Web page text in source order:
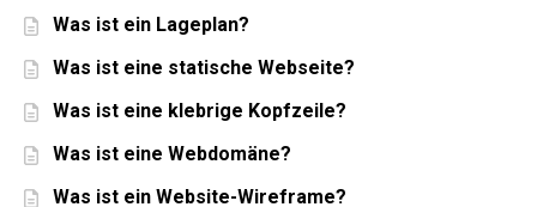
Was ist ein Lageplan?
Was ist eine statische Webseite?
Was ist eine klebrige Kopfzeile?
Was ist eine Webdomäne?
Was ist ein Website-Wireframe?